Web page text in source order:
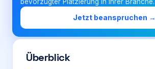
Jetzt beanspruchen →
Überblick